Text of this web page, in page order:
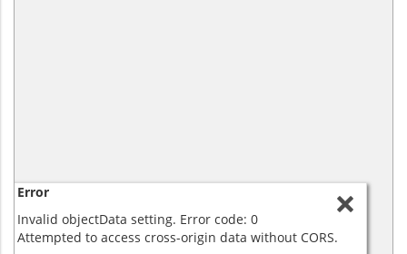
Error
Invalid objectData setting. Error code: 0
Attempted to access cross-origin data without CORS.